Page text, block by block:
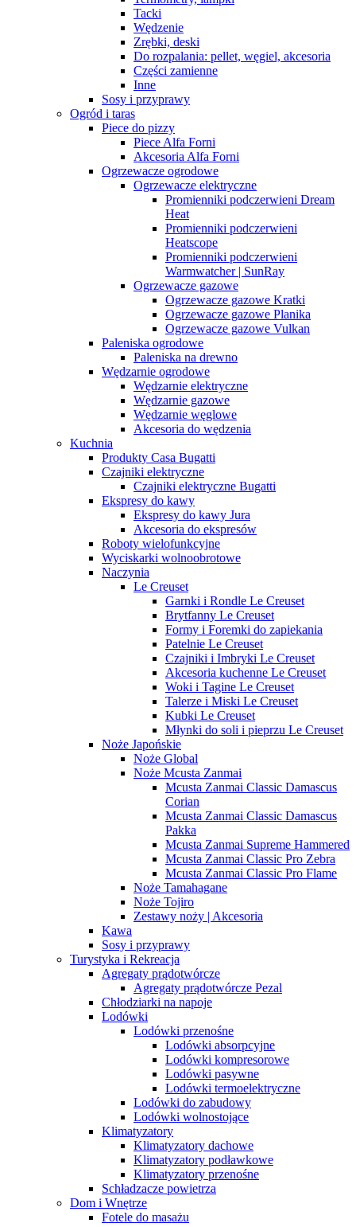
Tacki
Wędzenie
Zrębki, deski
Do rozpalania: pellet, węgiel, akcesoria
Części zamienne
Inne
Sosy i przyprawy
Ogród i taras
Piece do pizzy
Piece Alfa Forni
Akcesoria Alfa Forni
Ogrzewacze ogrodowe
Ogrzewacze elektryczne
Promienniki podczerwieni Dream
Heat
Promienniki podczerwieni
Heatscope
Promienniki podczerwieni
Warmwatcher | SunRay
Ogrzewacze gazowe
Ogrzewacze gazowe Kratki
Ogrzewacze gazowe Planika
Ogrzewacze gazowe Vulkan
Paleniska ogrodowe
Paleniska na drewno
Wędzarnie ogrodowe
Wędzarnie elektryczne
Wędzarnie gazowe
Wędzarnie węglowe
Akcesoria do wędzenia
Kuchnia
Produkty Casa Bugatti
Czajniki elektryczne
Czajniki elektryczne Bugatti
Ekspresy do kawy
Ekspresy do kawy Jura
Akcesoria do ekspresów
Roboty wielofunkcyjne
Wyciskarki wolnoobrotowe
Naczynia
Le Creuset
Garnki i Rondle Le Creuset
Brytfanny Le Creuset
Formy i Foremki do zapiekania
Patelnie Le Creuset
Czajniki i Imbryki Le Creuset
Akcesoria kuchenne Le Creuset
Woki i Tagine Le Creuset
Talerze i Miski Le Creuset
Kubki Le Creuset
Młynki do soli i pieprzu Le Creuset
Noże Japońskie
Noże Global
Noże Mcusta Zanmai
Mcusta Zanmai Classic Damascus
Corian
Mcusta Zanmai Classic Damascus
Pakka
Mcusta Zanmai Supreme Hammered
Mcusta Zanmai Classic Pro Zebra
Mcusta Zanmai Classic Pro Flame
Noże Tamahagane
Noże Tojiro
Zestawy noży | Akcesoria
Kawa
Sosy i przyprawy
Turystyka i Rekreacja
Agregaty prądotwórcze
Agregaty prądotwórcze Pezal
Chłodziarki na napoje
Lodówki
Lodówki przenośne
Lodówki absorpcyjne
Lodówki kompresorowe
Lodówki pasywne
Lodówki termoelektryczne
Lodówki do zabudowy
Lodówki wolnostojące
Klimatyzatory
Klimatyzatory dachowe
Klimatyzatory podławkowe
Klimatyzatory przenośne
Schładzacze powietrza
Dom i Wnętrze
Fotele do masażu